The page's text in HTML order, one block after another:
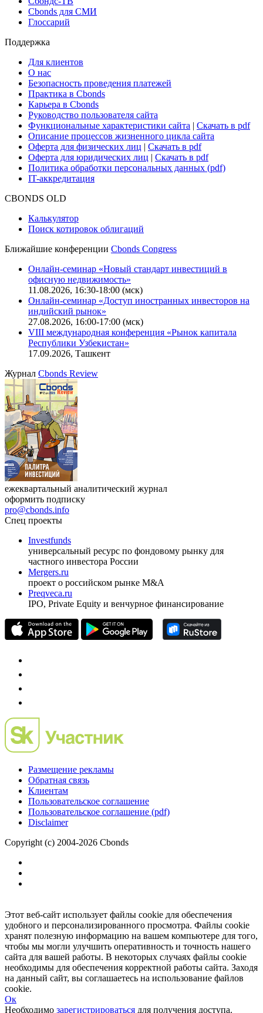
Cbonds для СМИ
Глоссарий
Поддержка
Для клиентов
О нас
Безопасность проведения платежей
Практика в Cbonds
Карьера в Cbonds
Руководство пользователя сайта
Функциональные характеристики сайта | Скачать в pdf
Описание процессов жизненного цикла сайта
Оферта для физических лиц | Скачать в pdf
Оферта для юридических лиц | Скачать в pdf
Политика обработки персональных данных (pdf)
IT-аккредитация
CBONDS OLD
Калькулятор
Поиск котировок облигаций
Ближайшие конференции Cbonds Congress
Онлайн-семинар «Новый стандарт инвестиций в
офисную недвижимость»
11.08.2026, 16:30-18:00 (мск)
Онлайн-семинар «Доступ иностранных инвесторов на
индийский рынок»
27.08.2026, 16:00-17:00 (мск)
VIII международная конференция «Рынок капитала
Республики Узбекистан»
17.09.2026, Ташкент
Журнал Cbonds Review
ежеквартальный аналитический журнал
оформить подписку
pro@cbonds.info
Спец проекты
Investfunds
универсальный ресурс по фондовому рынку для
частного инвестора России
Mergers.ru
проект о российском рынке M&A
Preqveca.ru
IPO, Private Equity и венчурное финансирование
Размещение рекламы
Обратная связь
Клиентам
Пользовательское соглашение
Пользовательское соглашение (pdf)
Disclaimer
Copyright (c) 2004-2026 Cbonds
Этот веб-сайт использует файлы cookie для обеспечения
удобного и персонализированного просмотра. Файлы cookie
хранят полезную информацию на вашем компьютере для того,
чтобы мы могли улучшить оперативность и точность нашего
сайта для вашей работы. В некоторых случаях файлы cookie
необходимы для обеспечения корректной работы сайта. Заходя
на данный сайт, вы соглашаетесь на использование файлов
cookie.
Ок
Необходимо зарегистрироваться для получения доступа.